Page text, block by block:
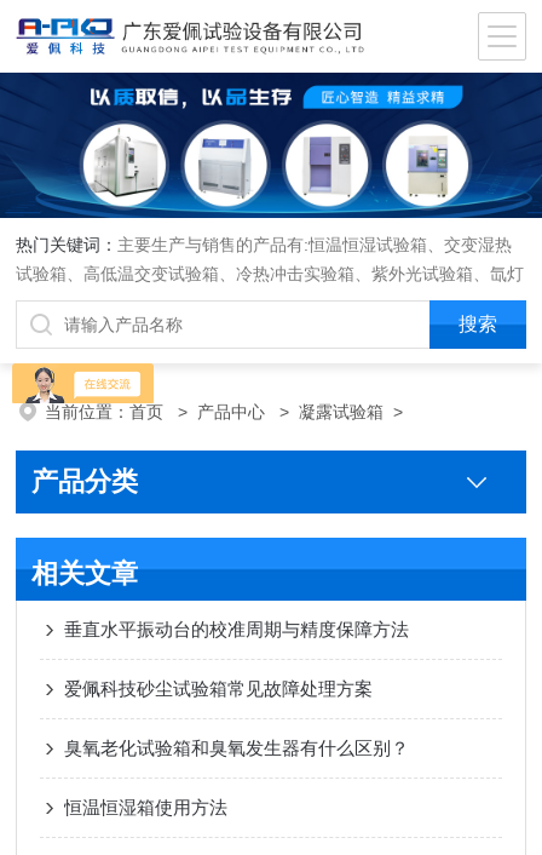
热门关键词： 主要生产与销售的产品有:恒温恒湿试验箱、交变湿热
试验箱、高低温交变试验箱、冷热冲击实验箱、紫外光试验箱、氙灯
老化箱、恒温恒湿实验室、沙尘试验箱、淋雨试验箱、盐水喷雾试验
箱、各种振动试验台、拉力试验机、蒸汽老化试验机、跌落试验机、
插拔力试验机、按健寿命试验机、纸带耐磨擦试验机、工业烘烤箱
当前位置：首页 > 产品中心 >凝露试验箱 >
产品分类
相关文章
垂直水平振动台的校准周期与精度保障方法
爱佩科技砂尘试验箱常见故障处理方案
臭氧老化试验箱和臭氧发生器有什么区别？
恒温恒湿箱使用方法